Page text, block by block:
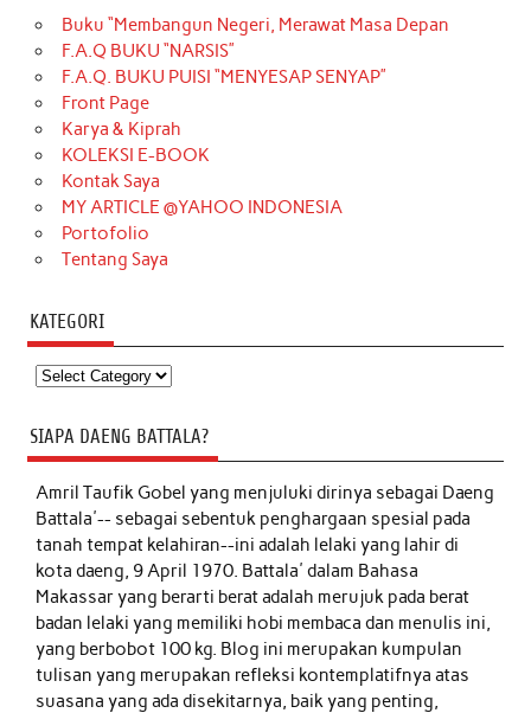
Buku “Membangun Negeri, Merawat Masa Depan
F.A.Q BUKU “NARSIS”
F.A.Q. BUKU PUISI “MENYESAP SENYAP”
Front Page
Karya & Kiprah
KOLEKSI E-BOOK
Kontak Saya
MY ARTICLE @YAHOO INDONESIA
Portofolio
Tentang Saya
KATEGORI
Kategori
SIAPA DAENG BATTALA?
Amril Taufik Gobelyang menjuluki dirinya sebagai Daeng
Battala'-- sebagai sebentuk penghargaan spesial pada
tanah tempat kelahiran--ini adalah lelaki yang lahir di
kota daeng, 9 April 1970. Battala' dalam Bahasa
Makassar yang berarti berat adalah merujuk pada berat
badan lelaki yang memiliki hobi membaca dan menulis ini,
yang berbobot 100 kg. Blog ini merupakan kumpulan
tulisan yang merupakan refleksi kontemplatifnya atas
suasana yang ada disekitarnya, baik yang penting,